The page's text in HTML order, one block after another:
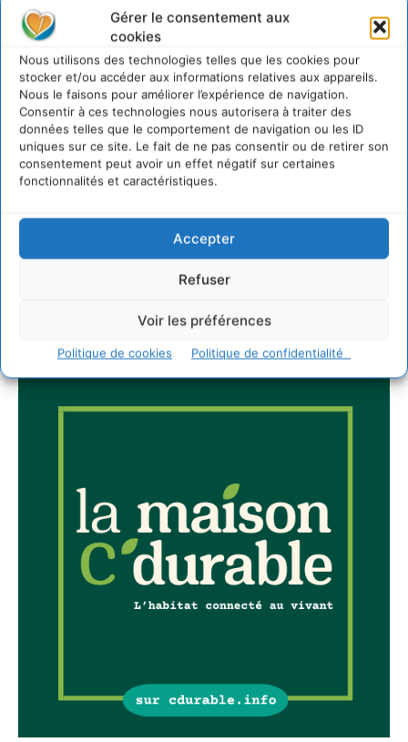
Gérer le consentement aux
cookies
Nous utilisons des technologies telles que les cookies pour
stocker et/ou accéder aux informations relatives aux appareils.
Nous le faisons pour améliorer l’expérience de navigation.
Consentir à ces technologies nous autorisera à traiter des
données telles que le comportement de navigation ou les ID
uniques sur ce site. Le fait de ne pas consentir ou de retirer son
consentement peut avoir un effet négatif sur certaines
fonctionnalités et caractéristiques.
Accepter
Refuser
Voir les préférences
Politique de cookies Politique de confidentialité
4 août 2026
Comment le sol français a perdu sa mémoire
hydrique et déréglé tout le territoire (2020-
2026)
2 août 2026
Newsletter